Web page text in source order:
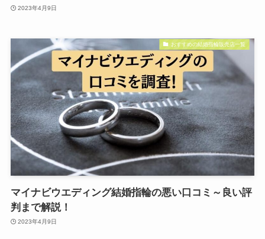
2023年4月9日
おすすめの結婚指輪販売店一覧
マイナビウエディング結婚指輪の悪い口コミ～良い評
判まで解説！
2023年4月9日